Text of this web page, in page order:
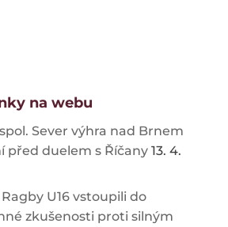
na webu
Sever výhra nad Brnem
před duelem s Říčany 13. 4.
U16 vstoupili do
zkušenosti proti silným